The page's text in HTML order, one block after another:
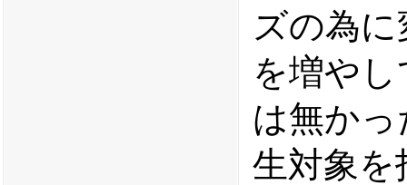
ズの為
を増や
は無か
生対象を